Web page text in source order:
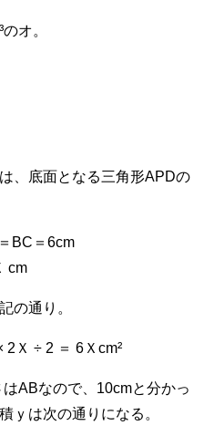
オ。
、底面となる三角形APDの
BC＝6cm
cm
の通り。
Ｘ ÷ 2 ＝ 6Ｘcm²
ABなので、10cmと分かっ
ｙは次の通りになる。